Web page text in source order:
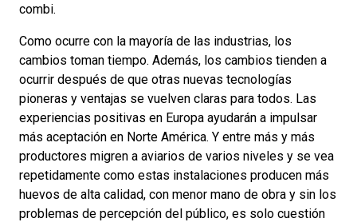
combi.
Como ocurre con la mayoría de las industrias, los
cambios toman tiempo. Además, los cambios tienden a
ocurrir después de que otras nuevas tecnologías
pioneras y ventajas se vuelven claras para todos. Las
experiencias positivas en Europa ayudarán a impulsar
más aceptación en Norte América. Y entre más y más
productores migren a aviarios de varios niveles y se vea
repetidamente como estas instalaciones producen más
huevos de alta calidad, con menor mano de obra y sin los
problemas de percepción del público, es solo cuestión